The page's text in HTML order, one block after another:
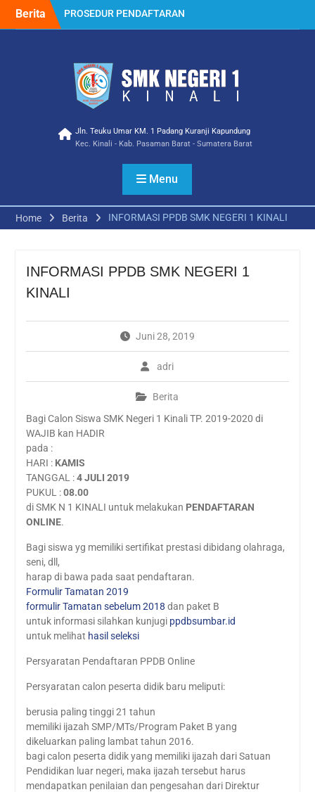
Berita
PROSEDUR PENDAFTARAN
PPDB 2023
Wulanda Siswa/i SMK
NEGERI 1 KINALI Jurusan
Multimedia Meraih Juara III
Ramadhan Ceria Tingkat
SMK Tahun 2023
Tahun Pelajaran 2022
Mitra Industri Berbagi
Sebagai Guru Tamu di SMK
Negeri 1 Kinali SMK Pusat
Keunggulan
SMK Negeri 1 Kinali
WAJAH BARU SMKN 1
KINALI SEBAGAI SMK
PUSAT KEUNGGULAN 2021
PPDB ONLINE SMK NEGERI
Wajah baru SMKN1 kinali
Kunjungan industri online
Jln. Teuku Umar KM. 1 Padang Kuranji Kapundung
Kec. Kinali - Kab. Pasaman Barat - Sumatera Barat
Menu
Home Berita INFORMASI PPDB SMK NEGERI 1 KINALI
INFORMASI PPDB SMK NEGERI 1
KINALI
Juni 28, 2019
adri
Berita
Bagi Calon Siswa SMK Negeri 1 Kinali TP. 2019-2020 di
WAJIB kan HADIR
pada :
HARI : KAMIS
TANGGAL :4 JULI 2019
PUKUL :08.00
di SMK N 1 KINALI untuk melakukan PENDAFTARAN
ONLINE.
Bagi siswa yg memiliki sertifikat prestasi dibidang olahraga,
seni, dll,
harap di bawa pada saat pendaftaran.
Formulir Tamatan 2019
formulir Tamatan sebelum 2018 dan paket B
untuk informasi silahkan kunjugi ppdbsumbar.id
untuk melihat hasil seleksi
Persyaratan Pendaftaran PPDB Online
Persyaratan calon peserta didik baru meliputi:
berusia paling tinggi 21 tahun
memiliki ijazah SMP/MTs/Program Paket B yang
dikeluarkan paling lambat tahun 2016.
bagi calon peserta didik yang memiliki ijazah dari Satuan
Pendidikan luar negeri, maka ijazah tersebut harus
mendapatkan penilaian dan pengesahan dari Direktur